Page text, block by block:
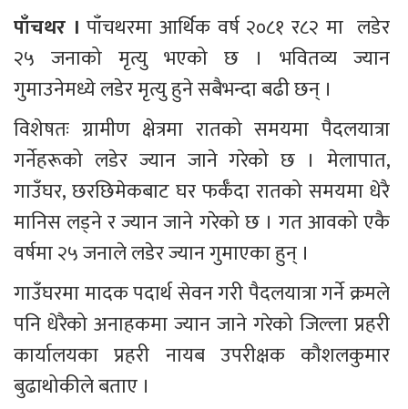
पाँचथर । पाँचथरमा आर्थिक वर्ष २०८१ र८२ मा  लडेर
२५ जनाको मृत्यु भएको छ । भवितव्य ज्यान
गुमाउनेमध्ये लडेर मृत्यु हुने सबैभन्दा बढी छन् ।
विशेषतः ग्रामीण क्षेत्रमा रातको समयमा पैदलयात्रा
गर्नेहरूको लडेर ज्यान जाने गरेको छ । मेलापात,
गाउँघर, छरछिमेकबाट घर फर्कँदा रातको समयमा धेरै
मानिस लड्ने र ज्यान जाने गरेको छ । गत आवको एकै
वर्षमा २५ जनाले लडेर ज्यान गुमाएका हुन् ।
गाउँघरमा मादक पदार्थ सेवन गरी पैदलयात्रा गर्ने क्रमले
पनि धेरैको अनाहकमा ज्यान जाने गरेको जिल्ला प्रहरी
कार्यालयका प्रहरी नायब उपरीक्षक कौशलकुमार
बुढाथोकीले बताए ।